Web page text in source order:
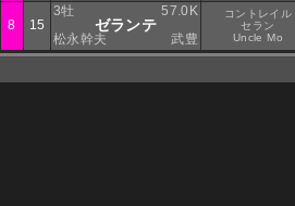
8 15
57.0K
3牡
ゼランテ
松永幹夫 武豊
コントレイル
セラン
Uncle Mo